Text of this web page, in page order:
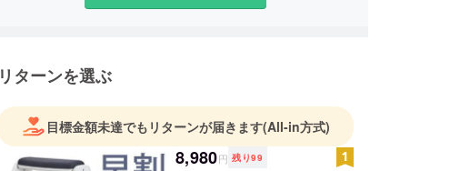
リターンを選ぶ
目標金額未達でもリターンが届きます(All-in方式)
8,980円 残り99